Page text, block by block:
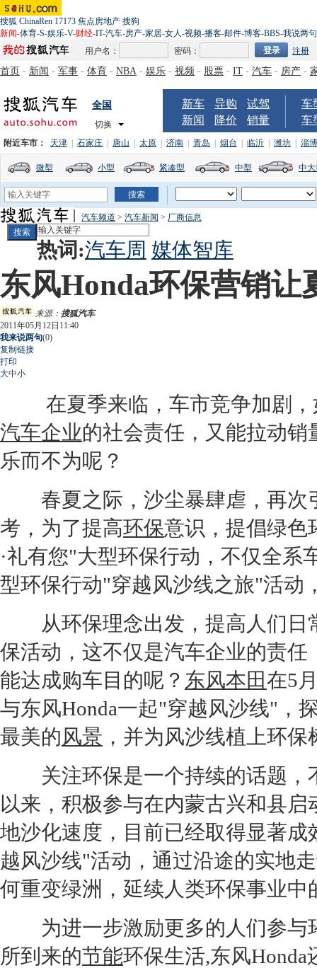
搜狐 ChinaRen 17173 焦点房地产 搜狗
新闻-体育-S-娱乐-V-财经-IT-汽车-房产-家居-女人-视频-播客-邮件-博客-BBS-我说两句
用户名：
密码： 注册
首页 - 新闻 - 军事 - 体育 - NBA - 娱乐 - 视频 - 股票 - IT - 汽车 - 房产 -
全国
切换
新车 导购
试驾
新闻
降价 销量
车
车
附近车市： 天津 石家庄 唐山 太原 济南 青岛 烟台 临沂 潍坊 淄博
微型 小型 紧凑型 中型 中
汽车频道 > 汽车新闻 > 厂商信息
热词:汽车周 媒体智库
东风Honda环保营销让
来源： 搜狐汽车
2011年05月12日11:40
我来说两句(0)
复制链接
打印
大中小
在夏季来临，车市竞争加剧，
汽车企业的社会责任，又能拉动
乐而不为呢？
春夏之际，沙尘暴肆虐，再次
考，为了提高环保意识，提倡绿色
·礼有您"大型环保行动，不仅全系
型环保行动"穿越风沙线之旅"活
从环保理念出发，提高人们日
保活动，这不仅是汽车企业的责任
能达成购车目的呢？ 东风本田在5
与东风Honda一起"穿越风沙线"，
最美的风景 ，并为风沙线植上环保
关注环保是一个持续的话题，
以来，积极参与在内蒙古兴和县
地沙化速度，目前已经取得显著
越风沙线"活动，通过沿途的实地
何重变绿洲，延续人类环保事业中
为进一步激励更多的人们参与
所到来的节能环保生活,东风Honda